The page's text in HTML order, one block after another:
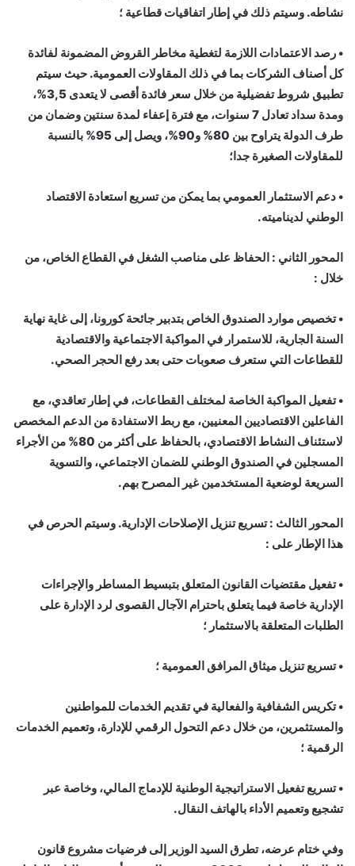
نشاطه. وسيتم ذلك في إطار اتفاقيات قطاعية ؛
• رصد الاعتمادات اللازمة لتغطية مخاطر القروض المضمونة لفائدة
كل أصناف الشركات بما في ذلك المقاولات العمومية. حيث سيتم
تطبيق شروط تفضيلية من خلال سعر فائدة أقصى لا يتعدى 3,5%،
ومدة سداد تعادل 7 سنوات، مع فترة إعفاء لمدة سنتين وضمان من
طرف الدولة يتراوح بين 80% و90%، ويصل إلى 95% بالنسبة
للمقاولات الصغيرة جدا؛
• دعم الاستثمار العمومي بما يمكن من تسريع استعادة الاقتصاد
الوطني لديناميته.
المحور الثاني : الحفاظ على مناصب الشغل في القطاع الخاص، من
خلال :
• تخصيص موارد الصندوق الخاص بتدبير جائحة كورونا، إلى غاية نهاية
السنة الجارية، للاستمرار في المواكبة الاجتماعية والاقتصادية
للقطاعات التي ستعرف صعوبات حتى بعد رفع الحجر الصحي.
• تفعيل المواكبة الخاصة لمختلف القطاعات، في إطار تعاقدي، مع
الفاعلين الاقتصاديين المعنيين، مع ربط الاستفادة من الدعم المخصص
لاستئناف النشاط الاقتصادي، بالحفاظ على أكثر من 80% من الأجراء
المسجلين في الصندوق الوطني للضمان الاجتماعي، والتسوية
السريعة لوضعية المستخدمين غير المصرح بهم.
المحور الثالث : تسريع تنزيل الإصلاحات الإدارية. وسيتم الحرص في
هذا الإطار على :
• تفعيل مقتضيات القانون المتعلق بتبسيط المساطر والإجراءات
الإدارية خاصة فيما يتعلق باحترام الآجال القصوى لرد الإدارة على
الطلبات المتعلقة بالاستثمار ؛
• تسريع تنزيل ميثاق المرافق العمومية ؛
• تكريس الشفافية والفعالية في تقديم الخدمات للمواطنين
والمستثمرين، من خلال دعم التحول الرقمي للإدارة، وتعميم الخدمات
الرقمية ؛
• تسريع تفعيل الاستراتيجية الوطنية للإدماج المالي، وخاصة عبر
تشجيع وتعميم الأداء بالهاتف النقال.
وفي ختام عرضه، تطرق السيد الوزير إلى فرضيات مشروع قانون